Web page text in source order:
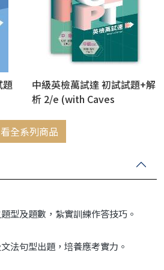
題
中級英檢萬試達 初試試題+解
析 2/e (with Caves
看全系列商品
型及題數，紮實訓練作答技巧。
法句型出題，培養應考實力。